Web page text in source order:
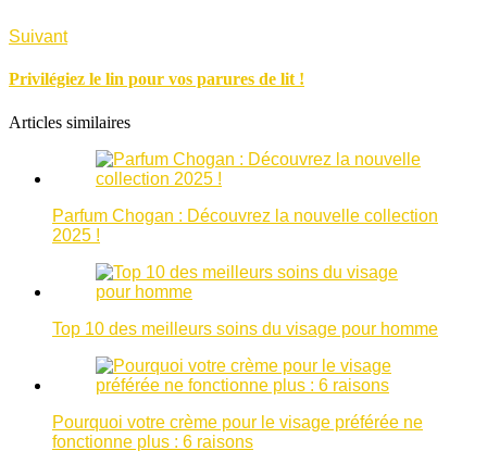
Suivant
Privilégiez le lin pour vos parures de lit !
Articles similaires
Parfum Chogan : Découvrez la nouvelle collection
2025 !
Top 10 des meilleurs soins du visage pour homme
Pourquoi votre crème pour le visage préférée ne
fonctionne plus : 6 raisons